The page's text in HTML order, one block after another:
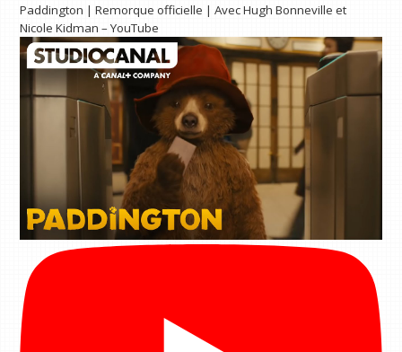
Paddington | Remorque officielle | Avec Hugh Bonneville et
Nicole Kidman – YouTube